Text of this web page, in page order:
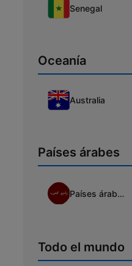
Senegal
Oceanía
Australia
Países árabes
Países árabes
Todo el mundo